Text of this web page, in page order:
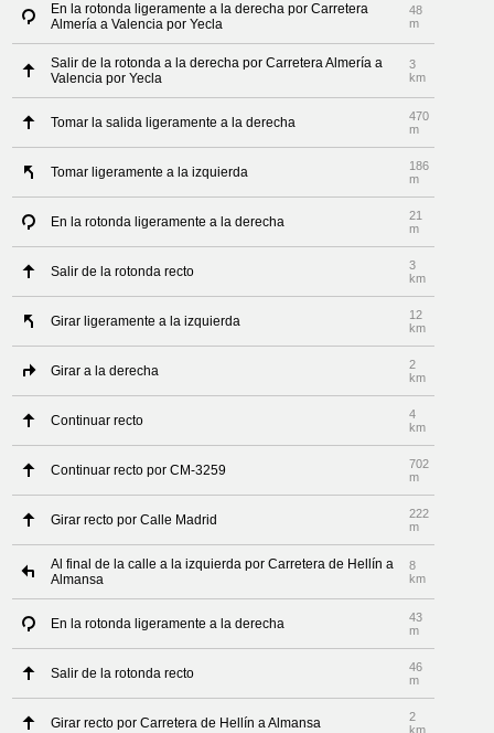
En la rotonda ligeramente a la derecha por Carretera
Almería a Valencia por Yecla
48
m
Salir de la rotonda a la derecha por Carretera Almería a
Valencia por Yecla
3
km
Tomar la salida ligeramente a la derecha
470
m
Tomar ligeramente a la izquierda
186
m
En la rotonda ligeramente a la derecha
21
m
Salir de la rotonda recto
3
km
Girar ligeramente a la izquierda
12
km
Girar a la derecha
2
km
Continuar recto
4
km
Continuar recto por CM-3259
702
m
Girar recto por Calle Madrid
222
m
Al final de la calle a la izquierda por Carretera de Hellín a
Almansa
8
km
En la rotonda ligeramente a la derecha
43
m
Salir de la rotonda recto
46
m
Girar recto por Carretera de Hellín a Almansa
2
km